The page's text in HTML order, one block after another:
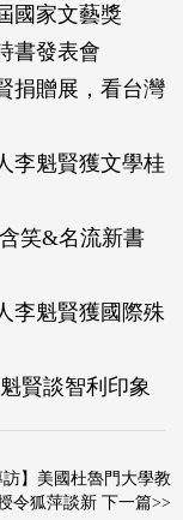
國家文藝獎
書發表會
捐贈展，看台灣
李魁賢獲文學桂
笑&名流新書
李魁賢獲國際殊
賢談智利印象
訪】美國杜魯門大學教
令狐萍談新 下一篇>>